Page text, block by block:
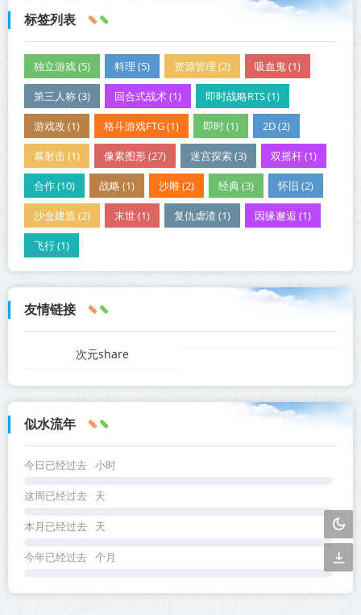
标签列表
独立游戏 (5) 料理 (5) 资源管理 (2) 吸血鬼 (1)
第三人称 (3) 回合式战术 (1) 即时战略RTS (1)
游戏改 (1) 格斗游戏FTG (1) 即时 (1) 2D (2)
幕射击 (1) 像素图形 (27) 迷宫探索 (3) 双摇杆 (1)
合作 (10) 战略 (1) 沙雕 (2) 经典 (3) 怀旧 (2)
沙盒建造 (2) 末世 (1) 复仇虐渣 (1) 因缘邂逅 (1)
飞行 (1)
友情链接
次元share
似水流年
今日已经过去 小时
这周已经过去 天
本月已经过去 天
今年已经过去 个月